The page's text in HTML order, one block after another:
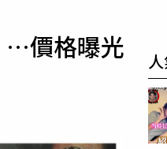
…價格曝光